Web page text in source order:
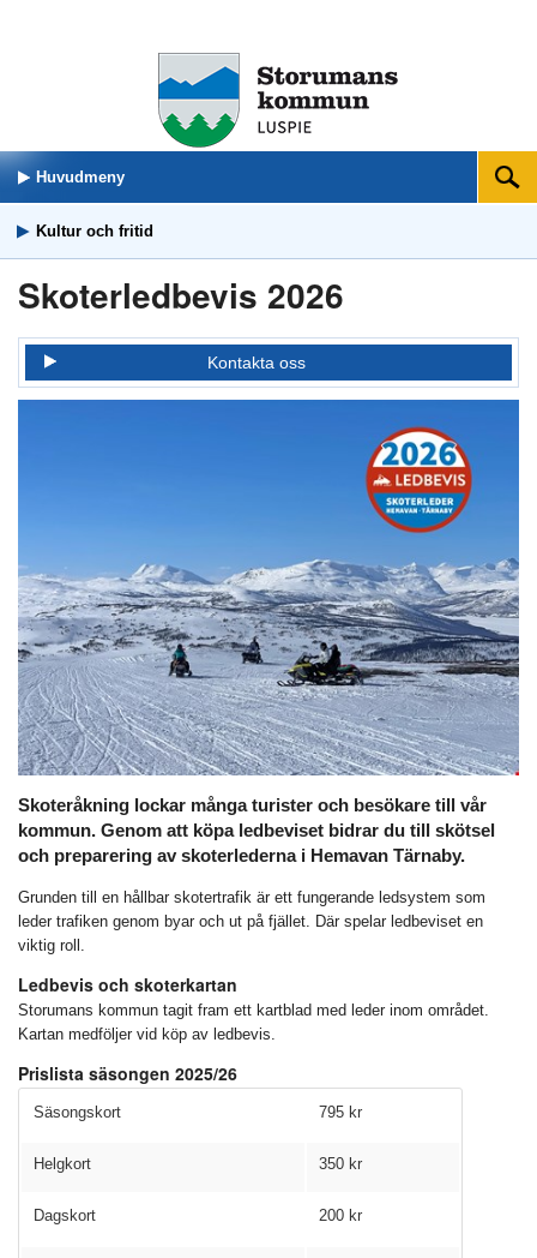
Huvudmeny Sök
Kultur och fritid
Skoterledbevis 2026
Kontakta oss
Skoteråkning lockar många turister och besökare till vår
kommun. Genom att köpa ledbeviset bidrar du till skötsel
och preparering av skoterlederna i Hemavan Tärnaby.
Grunden till en hållbar skotertrafik är ett fungerande ledsystem som
leder trafiken genom byar och ut på fjället. Där spelar ledbeviset en
viktig roll.
Ledbevis och skoterkartan
Storumans kommun tagit fram ett kartblad med leder inom området.
Kartan medföljer vid köp av ledbevis.
Prislista säsongen 2025/26
Säsongskort 795 kr
Helgkort 350 kr
Dagskort 200 kr